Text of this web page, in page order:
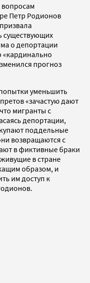
вопросам
Петр Родионов
существующих
о депортации
«кардинально
прогноз
уменьшить
«зачастую дают
мигранты с
депортации,
поддельные
возвращаются с
в фиктивные браки
в стране
образом, и
им доступ к